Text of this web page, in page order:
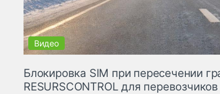
Блокировка SIM при пересечении
RESURSCONTROL для перевозчиков